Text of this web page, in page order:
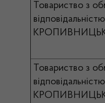
Товариство з
Товариство з